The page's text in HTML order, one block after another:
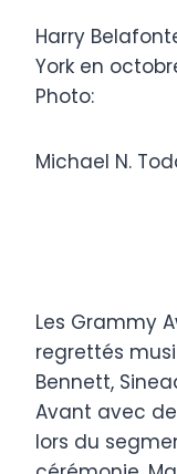
Harry
York en
Photo:
Michael N.
Les Grammy
regrettés
Bennett,
Avant avec
lors du